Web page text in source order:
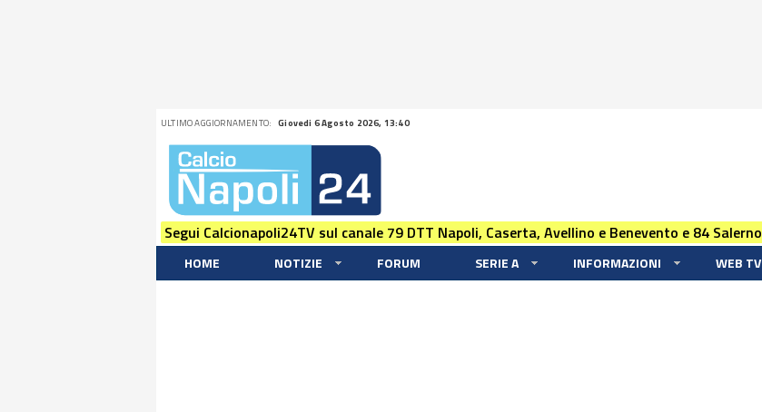
ULTIMO AGGIORNAMENTO: Giovedi 6 Agosto 2026, 13:40
Segui Calcionapoli24TV sul canale 79 DTT Napoli, Caserta, Avellino e Benevento e 84 Salerno
HOME NOTIZIE FORUM SERIE A INFORMAZIONI WEB TV